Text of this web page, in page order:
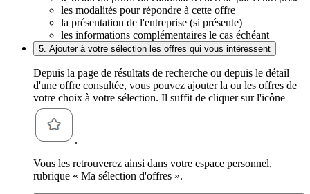
les modalités pour répondre à cette offre
la présentation de l'entreprise (si présente)
les informations complémentaires le cas échéant
5. Ajouter à votre sélection les offres qui vous intéressent
Depuis la page de résultats de recherche ou depuis le détail
d'une offre consultée, vous pouvez ajouter la ou les offres de
votre choix à votre sélection. Il suffit de cliquer sur l'icône
.
Vous les retrouverez ainsi dans votre espace personnel,
rubrique « Ma sélection d'offres ».